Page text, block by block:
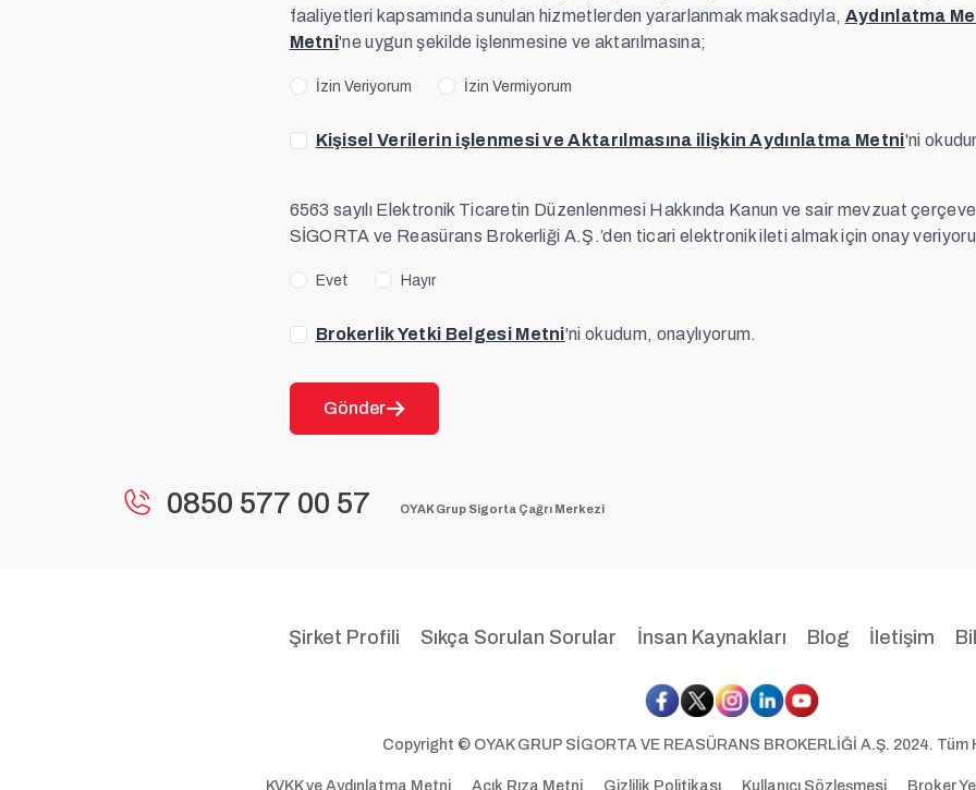
faaliyetleri kapsamında sunulan hizmetlerden yararlanmak maksadıyla, Aydınlatma
Metni'ne uygun şekilde işlenmesine ve aktarılmasına;
İzin Veriyorum İzin Vermiyorum
Kişisel Verilerin işlenmesi ve Aktarılmasına ilişkin Aydınlatma Metni'ni
6563 sayılı Elektronik Ticaretin Düzenlenmesi Hakkında Kanun ve sair mevzuat
SİGORTA ve Reasürans Brokerliği A.Ş.’den ticari elektronik ileti almak için onay
Evet Hayır
Brokerlik Yetki Belgesi Metni'ni okudum, onaylıyorum.
Gönder
0850 577 00 57 OYAK Grup Sigorta Çağrı Merkezi
Şirket Profili Sıkça Sorulan Sorular İnsan Kaynakları Blog İletişim
Copyright © OYAK GRUP SİGORTA VE REASÜRANS BROKERLİĞİ A.Ş. 2024. Tüm
KVKK ve Aydınlatma Metni Açık Rıza Metni Gizlilik Politikası Kullanıcı Sözleşmesi Broker